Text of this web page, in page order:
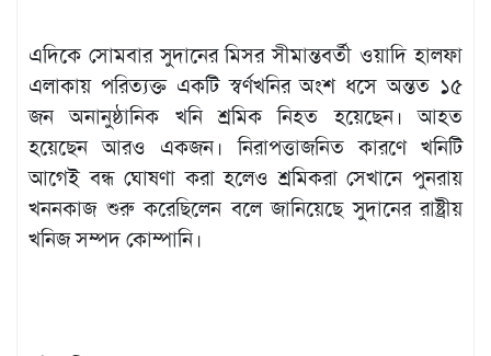
এদিকে সোমবার সুদানের মিসর সীমান্তবর্তী ওয়াদি হালফা
এলাকায় পরিত্যক্ত একটি স্বর্ণখনির অংশ ধসে অন্তত ১৫
জন অনানুষ্ঠানিক খনি শ্রমিক নিহত হয়েছেন। আহত
হয়েছেন আরও একজন। নিরাপত্তাজনিত কারণে খনিটি
আগেই বন্ধ ঘোষণা করা হলেও শ্রমিকরা সেখানে পুনরায়
খননকাজ শুরু করেছিলেন বলে জানিয়েছে সুদানের রাষ্ট্রীয়
খনিজ সম্পদ কোম্পানি।